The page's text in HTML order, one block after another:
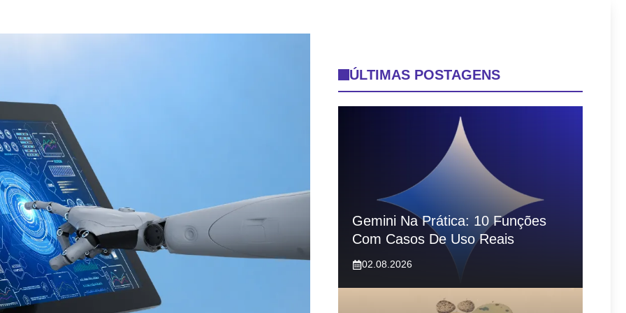
ÚLTIMAS POSTAGENS
Gemini Na Prática: 10 Funções
Com Casos De Uso Reais
02.08.2026